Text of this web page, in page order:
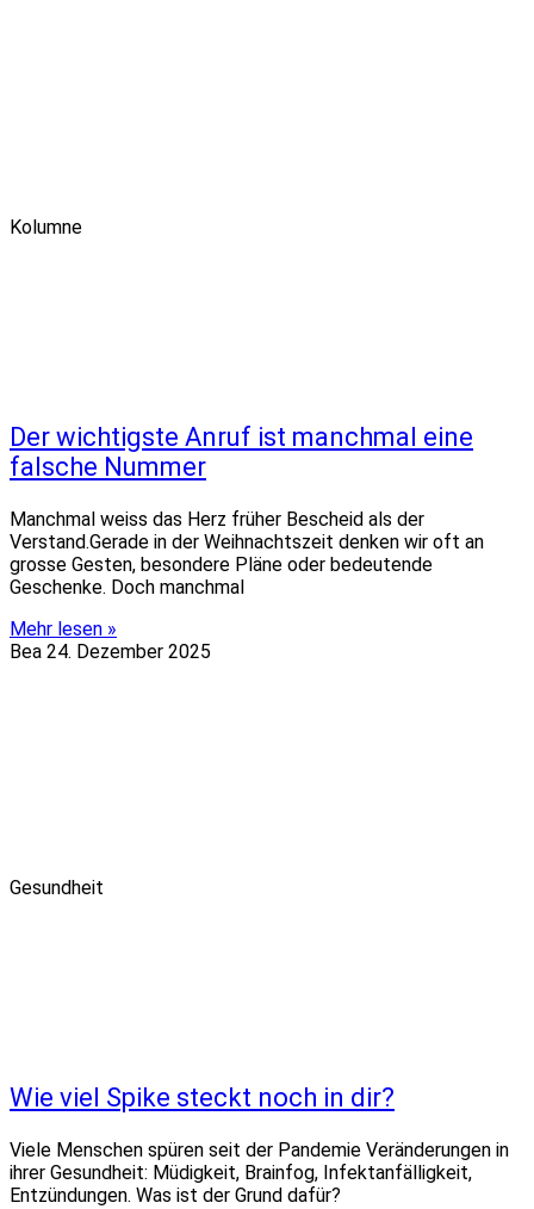
Kolumne
Der wichtigste Anruf ist manchmal eine
falsche Nummer
Manchmal weiss das Herz früher Bescheid als der
Verstand.Gerade in der Weihnachtszeit denken wir oft an
grosse Gesten, besondere Pläne oder bedeutende
Geschenke. Doch manchmal
Mehr lesen »
Bea 24. Dezember 2025
Gesundheit
Wie viel Spike steckt noch in dir?
Viele Menschen spüren seit der Pandemie Veränderungen in
ihrer Gesundheit: Müdigkeit, Brainfog, Infektanfälligkeit,
Entzündungen. Was ist der Grund dafür?